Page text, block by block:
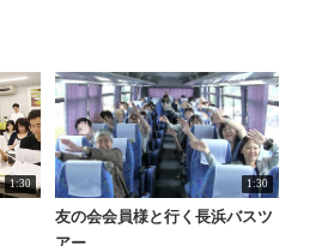
1:30 1:30
友の会会員様と行く長浜バスツ